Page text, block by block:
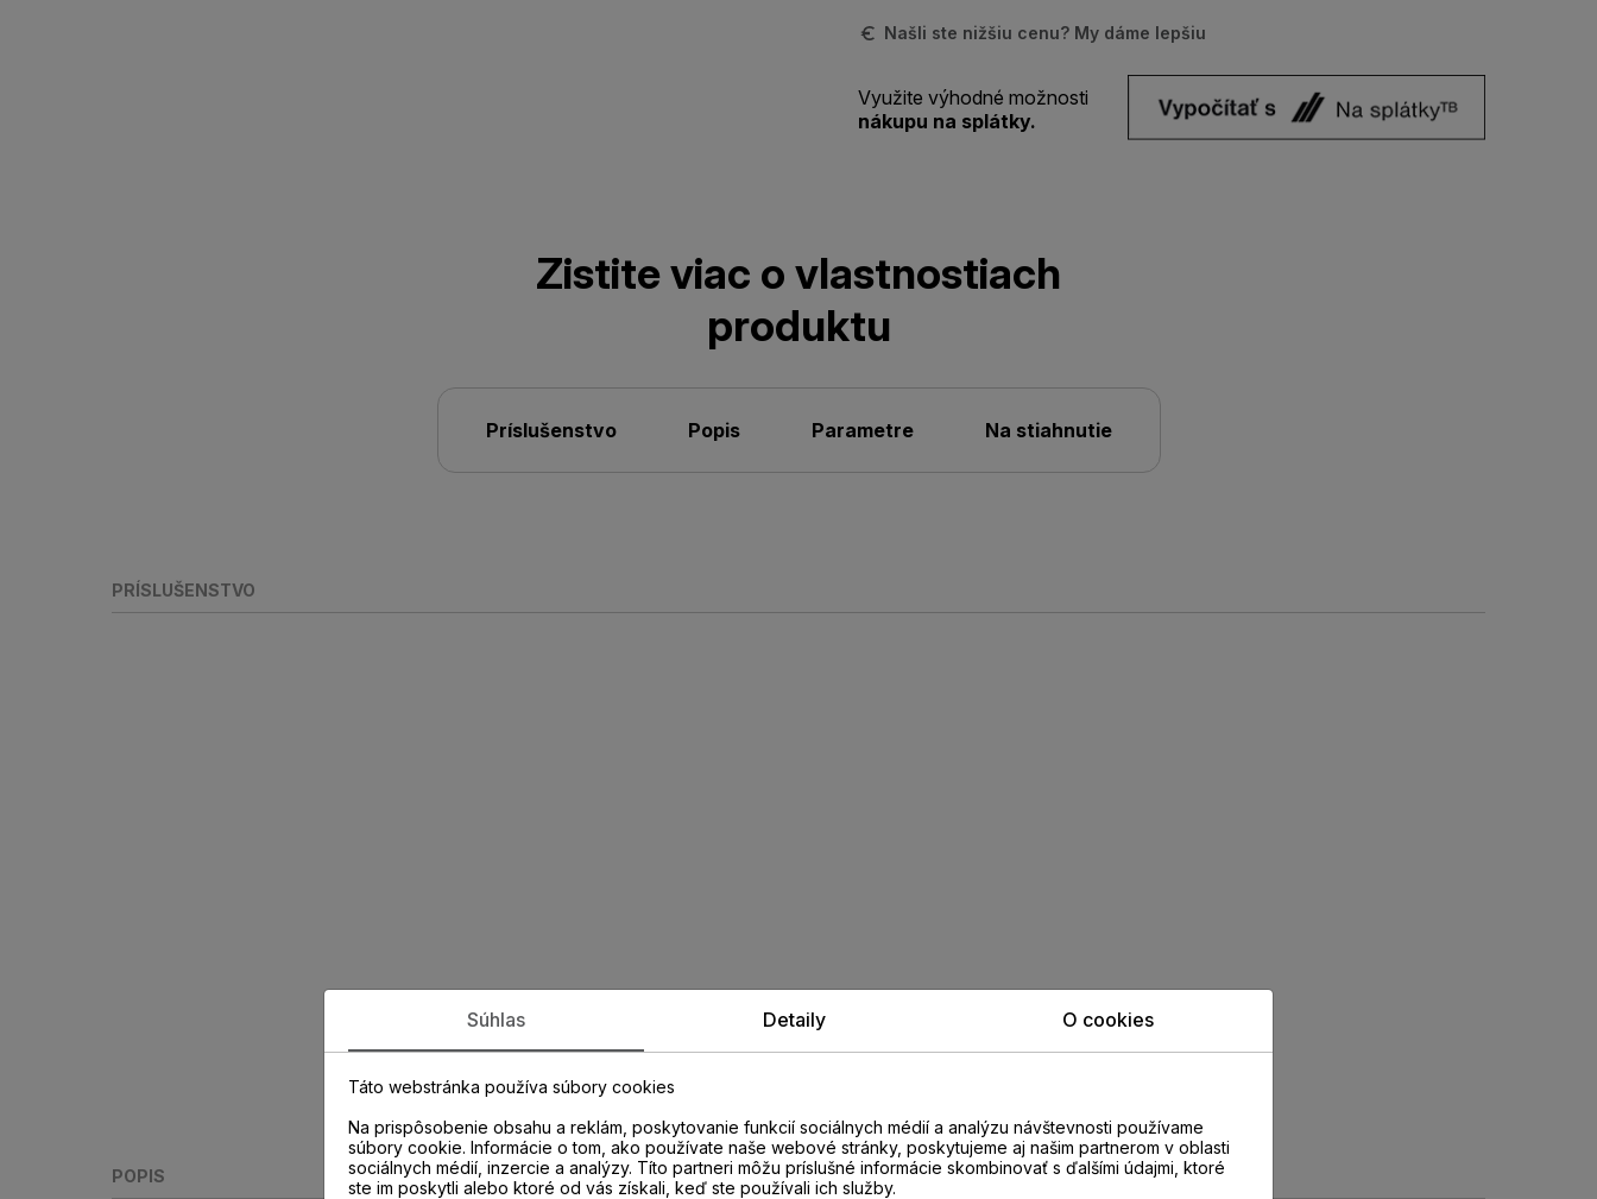
Našli ste nižšiu cenu? My dáme lepšiu
Využite výhodné možnosti
nákupu na splátky.
Zistite viac o vlastnostiach
produktu
Príslušenstvo Popis Parametre Na stiahnutie
PRÍSLUŠENSTVO
POPIS
Súhlas Detaily O cookies
Táto webstránka používa súbory cookies
Na prispôsobenie obsahu a reklám, poskytovanie funkcií sociálnych médií a analýzu návštevnosti používame
súbory cookie. Informácie o tom, ako používate naše webové stránky, poskytujeme aj našim partnerom v oblasti
sociálnych médií, inzercie a analýzy. Títo partneri môžu príslušné informácie skombinovať s ďalšími údajmi, ktoré
ste im poskytli alebo ktoré od vás získali, keď ste používali ich služby.